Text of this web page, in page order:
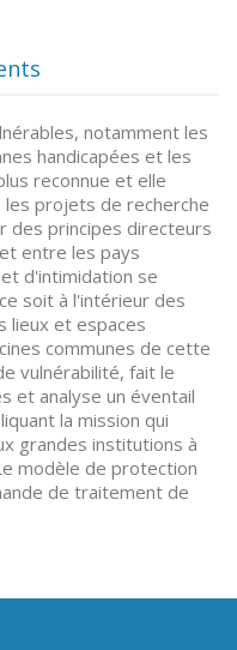
notamment les
handicapées et les
reconnue et elle
les projets de recherche
des principes directeurs
entre les pays
d'intimidation se
soit à l'intérieur des
lieux et espaces
communes de cette
vulnérabilité, fait le
et analyse un éventail
la mission qui
grandes institutions à
modèle de protection
de traitement de